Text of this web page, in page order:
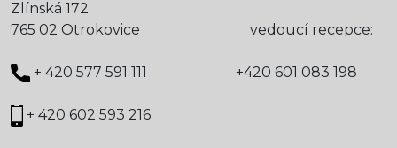
Zlínská 172
765 02 Otrokovice vedoucí recepce:
+ 420 577 591 111 +420 601 083 198
+ 420 602 593 216